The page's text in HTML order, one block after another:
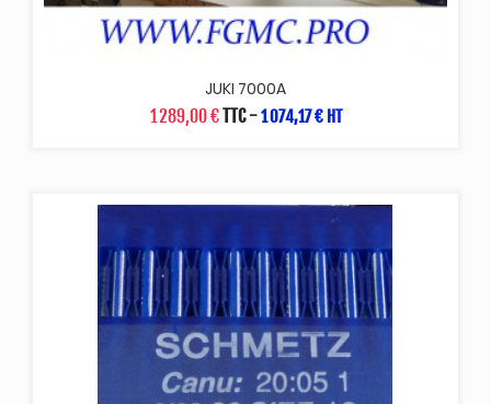
JUKI 7000A
1 289,00 €TTC-1 074,17 € HT